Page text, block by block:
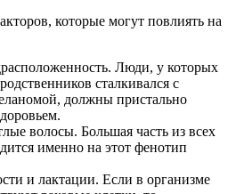
которые могут повлиять на
Люди, у которых
сталкивался с
должны пристально
волосы. Большая часть из всех
именно на этот фенотип
и лактации. Если в организме